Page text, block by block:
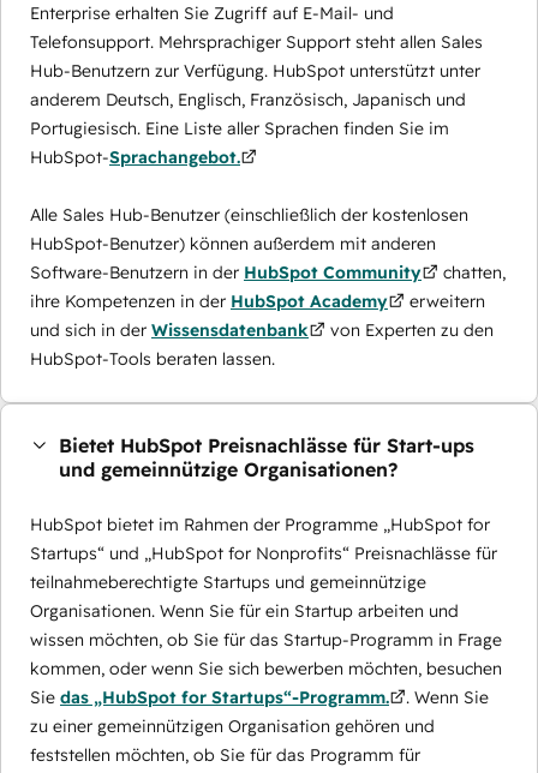
Enterprise erhalten Sie Zugriff auf E-Mail- und
Telefonsupport. Mehrsprachiger Support steht allen Sales
Hub-Benutzern zur Verfügung. HubSpot unterstützt unter
anderem Deutsch, Englisch, Französisch, Japanisch und
Portugiesisch. Eine Liste aller Sprachen finden Sie im
HubSpot-Sprachangebot.
Alle Sales Hub-Benutzer (einschließlich der kostenlosen
HubSpot-Benutzer) können außerdem mit anderen
Software-Benutzern in der HubSpot Community
chatten,
ihre Kompetenzen in der HubSpot Academy
erweitern
und sich in der Wissensdatenbank
von Experten zu den
HubSpot-Tools beraten lassen.
Bietet HubSpot Preisnachlässe für Start-ups
und gemeinnützige Organisationen?
HubSpot bietet im Rahmen der Programme „HubSpot for
Startups“ und „HubSpot for Nonprofits“ Preisnachlässe für
teilnahmeberechtigte Startups und gemeinnützige
Organisationen. Wenn Sie für ein Startup arbeiten und
wissen möchten, ob Sie für das Startup-Programm in Frage
kommen, oder wenn Sie sich bewerben möchten, besuchen
Sie das „HubSpot for Startups“-Programm.
. Wenn Sie
zu einer gemeinnützigen Organisation gehören und
feststellen möchten, ob Sie für das Programm für